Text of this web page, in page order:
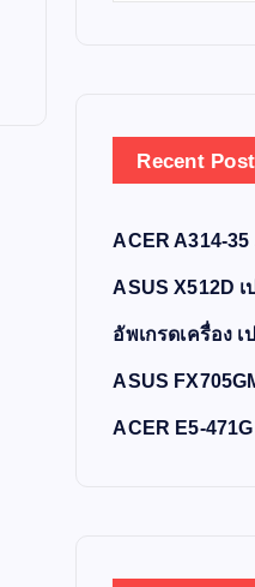
Recent
ACER A314-
ASUS X512D
อัพเกรดเครื่อง
ASUS
ACER E5-